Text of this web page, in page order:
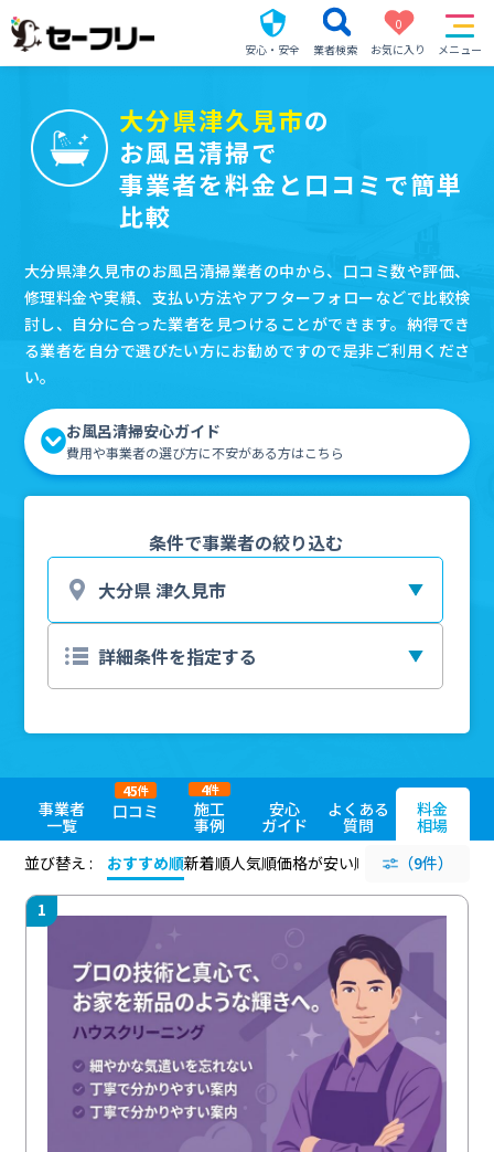
安心・安全 業者検索
0
お気に入り
メニュー
大分県津久見市の
お風呂清掃で
事業者を料金と口コミで簡単
比較
大分県津久見市のお風呂清掃業者の中から、口コミ数や評価、
修理料金や実績、支払い方法やアフターフォローなどで比較検
討し、自分に合った業者を見つけることができます。納得でき
る業者を自分で選びたい方にお勧めですので是非ご利用くださ
い。
お風呂清掃安心ガイド
費用や事業者の選び方に不安がある方はこちら
条件で事業者の絞り込む
事業者
一覧
口コミ
45件
施工
事例
4件
安心
ガイド
よくある
質問
料金
相場
並び替え :
おすすめ順新着順人気順価格が安い順 評価が高い順
（9件）
1